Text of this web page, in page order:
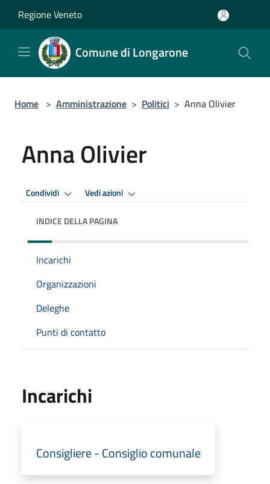
Regione Veneto
Comune di Longarone
Home > Amministrazione > Politici > Anna Olivier
Anna Olivier
Condividi Vedi azioni
INDICE DELLA PAGINA
Incarichi
Organizzazioni
Deleghe
Punti di contatto
Incarichi
Consigliere - Consiglio comunale